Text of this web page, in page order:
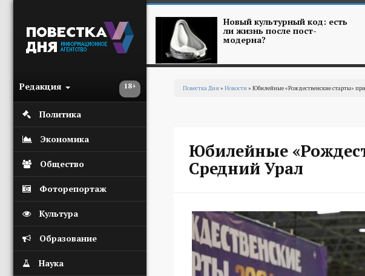
18+
Редакция
Политика
Экономика
Общество
Фоторепортаж
Культура
Образование
Наука
Новый культурный код: есть
ли жизнь после пост-
модерна?
Повестка Дня» Новости» Юбилейные «Рождественские старты»
Юбилейные
Средний Урал